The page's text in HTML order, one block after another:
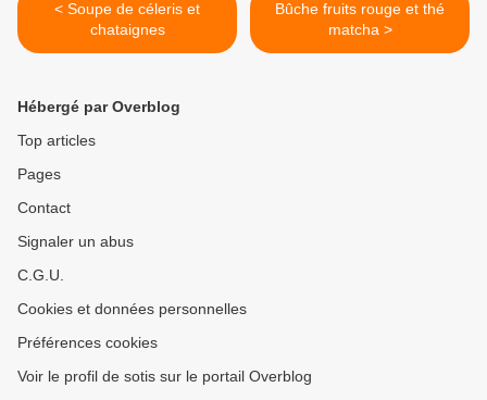
< Soupe de céleris et
chataignes
Bûche fruits rouge et thé
matcha >
Hébergé par Overblog
Top articles
Pages
Contact
Signaler un abus
C.G.U.
Cookies et données personnelles
Préférences cookies
Voir le profil de sotis sur le portail Overblog